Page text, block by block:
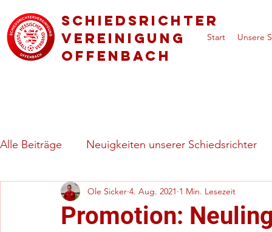
Schiedsrichter
vereinigung
Offenbach
Start Unsere
Alle Beiträge Neuigkeiten unserer Schiedsrichter
Regeln & besondere Spielsituationen
Promotion:
Ole Sicker 4. Aug. 2021 1 Min. Lesezeit